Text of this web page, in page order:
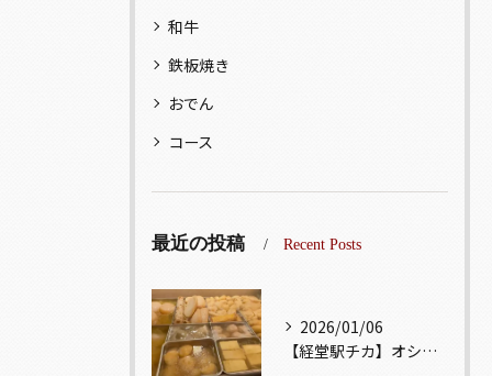
和牛
鉄板焼き
おでん
コース
最近の投稿 Recent Posts
2026/01/06
【経堂駅チカ】オシャレ居酒屋🏮出汁が美味しいおでんがオススメ...